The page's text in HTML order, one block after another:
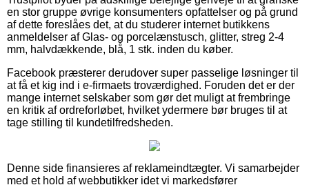
en stor gruppe øvrige konsumenters opfattelser og på grund
af dette foreslåes det, at du studerer internet butikkens
anmeldelser af Glas- og porcelænstusch, glitter, streg 2-4
mm, halvdækkende, blå, 1 stk. inden du køber.
Facebook præsterer derudover super passelige løsninger til
at få et kig ind i e-firmaets troværdighed. Foruden det er der
mange internet selskaber som gør det muligt at frembringe
en kritik af ordreforløbet, hvilket ydermere bør bruges til at
tage stilling til kundetilfredsheden.
Denne side finansieres af reklameindtægter. Vi samarbejder
med et hold af webbutikker idet vi markedsfører